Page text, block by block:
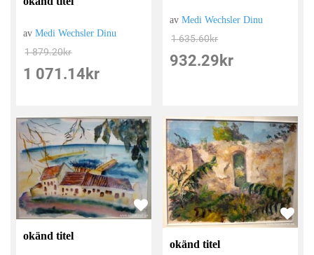
avMedi Wechsler Dinu
1 879.20kr
1 071.14 kr
avMedi Wechsler Dinu
1 635.60kr
932.29 kr
okänd titel
okänd titel